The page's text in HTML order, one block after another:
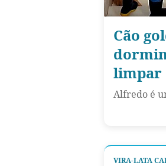
Cão
limpar
Alfredo é
VIRA-LATA